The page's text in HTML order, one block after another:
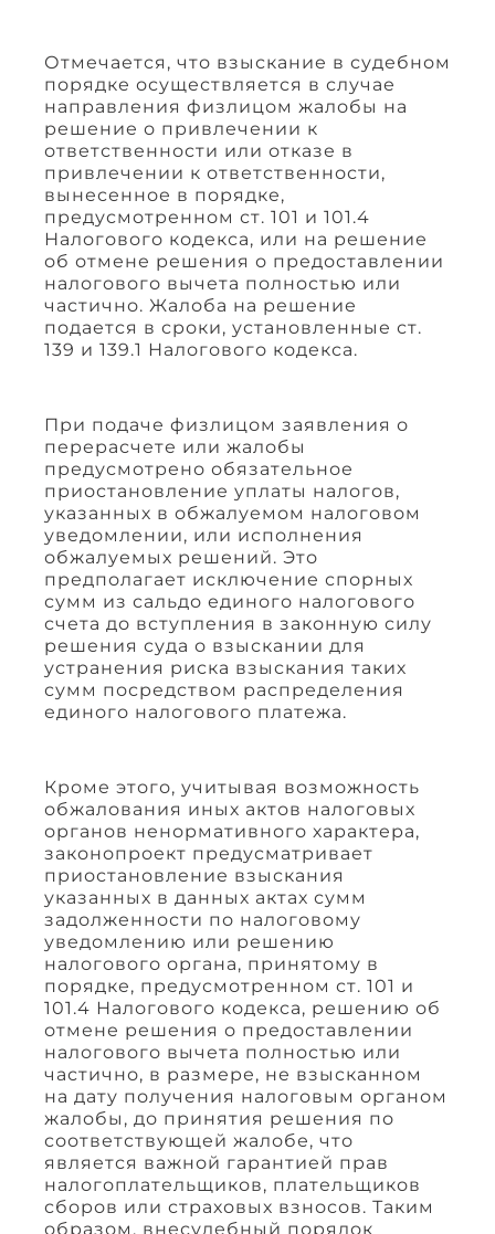
Отмечается, что взыскание в судебном
порядке осуществляется в случае
направления физлицом жалобы на
решение о привлечении к
ответственности или отказе в
привлечении к ответственности,
вынесенное в порядке,
предусмотренном ст. 101 и 101.4
Налогового кодекса, или на решение
об отмене решения о предоставлении
налогового вычета полностью или
частично. Жалоба на решение
подается в сроки, установленные ст.
139 и 139.1 Налогового кодекса.
При подаче физлицом заявления о
перерасчете или жалобы
предусмотрено обязательное
приостановление уплаты налогов,
указанных в обжалуемом налоговом
уведомлении, или исполнения
обжалуемых решений. Это
предполагает исключение спорных
сумм из сальдо единого налогового
счета до вступления в законную силу
решения суда о взыскании для
устранения риска взыскания таких
сумм посредством распределения
единого налогового платежа.
Кроме этого, учитывая возможность
обжалования иных актов налоговых
органов ненормативного характера,
законопроект предусматривает
приостановление взыскания
указанных в данных актах сумм
задолженности по налоговому
уведомлению или решению
налогового органа, принятому в
порядке, предусмотренном ст. 101 и
101.4 Налогового кодекса, решению об
отмене решения о предоставлении
налогового вычета полностью или
частично, в размере, не взысканном
на дату получения налоговым органом
жалобы, до принятия решения по
соответствующей жалобе, что
является важной гарантией прав
налогоплательщиков, плательщиков
сборов или страховых взносов. Таким
образом, внесудебный порядок